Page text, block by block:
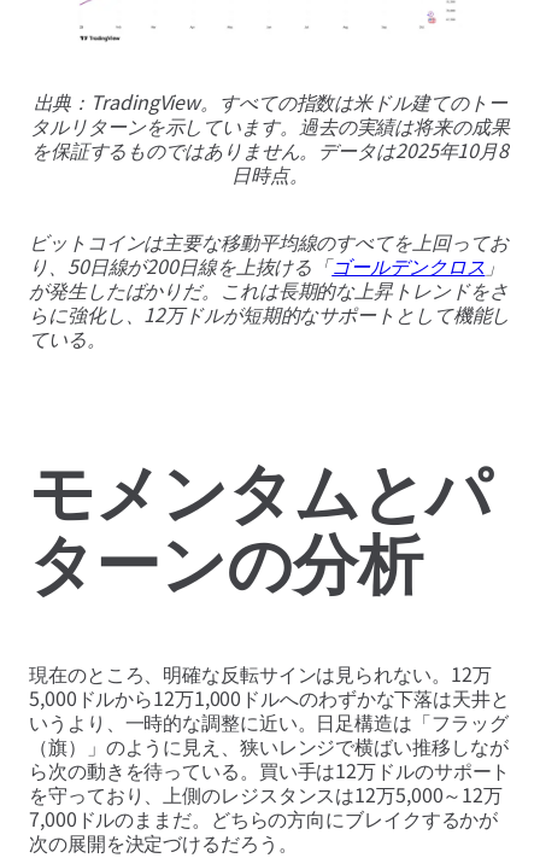
出典：TradingView。すべての指数は米ドル建てのトー
タルリターンを示しています。過去の実績は将来の成果
を保証するものではありません。データは2025年10月8
日時点。
ビットコインは主要な移動平均線のすべてを上回ってお
り、50日線が200日線を上抜ける「ゴールデンクロス 」
が発生したばかりだ。これは長期的な上昇トレンドをさ
らに強化し、12万ドルが短期的なサポートとして機能し
ている。
モメンタムとパ
ターンの分析
現在のところ、明確な反転サインは見られない。12万
5,000ドルから12万1,000ドルへのわずかな下落は天井と
いうより、一時的な調整に近い。日足構造は「フラッグ
（旗）」のように見え、狭いレンジで横ばい推移しなが
ら次の動きを待っている。買い手は12万ドルのサポート
を守っており、上側のレジスタンスは12万5,000～12万
7,000ドルのままだ。どちらの方向にブレイクするかが
次の展開を決定づけるだろう。